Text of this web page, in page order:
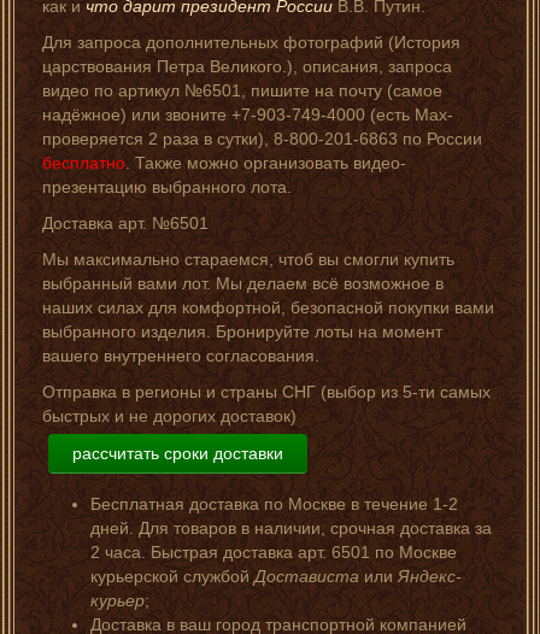
как ичто дарит президент России В.В. Путин.
Для запроса дополнительных фотографий (История
царствования Петра Великого.), описания, запроса
видео по артикул №6501, пишите на почту (самое
надёжное) или звоните +7-903-749-4000 (есть Мах-
проверяется 2 раза в сутки), 8-800-201-6863 по России
бесплатно. Также можно организовать видео-
презентацию выбранного лота.
Доставка арт. №6501
Мы максимально стараемся, чтоб вы смогли купить
выбранный вами лот. Мы делаем всё возможное в
наших силах для комфортной, безопасной покупки вами
выбранного изделия. Бронируйте лоты на момент
вашего внутреннего согласования.
Отправка в регионы и страны СНГ (выбор из 5-ти самых
быстрых и не дорогих доставок)
рассчитать сроки доставки
Бесплатная доставка по Москве в течение 1-2
дней. Для товаров в наличии, срочная доставка за
2 часа. Быстрая доставка арт. 6501 по Москве
курьерской службойДостависта или Яндекс-
курьер;
Доставка в ваш город транспортной компанией